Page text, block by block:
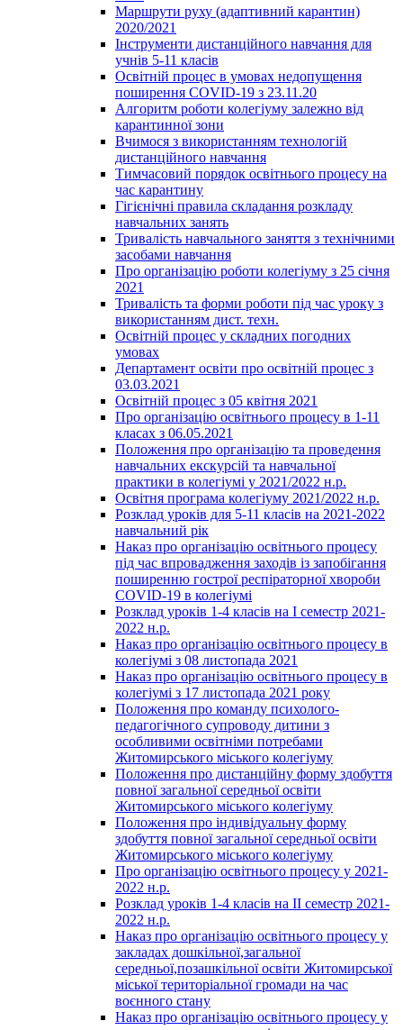
Маршрути руху (адаптивний карантин)
2020/2021
Інструменти дистанційного навчання для
учнів 5-11 класів
Освітній процес в умовах недопущення
поширення COVID-19 з 23.11.20
Алгоритм роботи колегіуму залежно від
карантинної зони
Вчимося з використанням технологій
дистанційного навчання
Тимчасовий порядок освітнього процесу на
час карантину
Гігієнічні правила складання розкладу
навчальних занять
Тривалість навчального заняття з технічними
засобами навчання
Про організацію роботи колегіуму з 25 січня
2021
Тривалість та форми роботи під час уроку з
використанням дист. техн.
Освітній процес у складних погодних
умовах
Департамент освіти про освітній процес з
03.03.2021
Освітній процес з 05 квітня 2021
Про організацію освітнього процесу в 1-11
класах з 06.05.2021
Положення про організацію та проведення
навчальних екскурсій та навчальної
практики в колегіумі у 2021/2022 н.р.
Освітня програма колегіуму 2021/2022 н.р.
Розклад уроків для 5-11 класів на 2021-2022
навчальний рік
Наказ про організацію освітнього процесу
під час впровадження заходів із запобігання
поширенню гострої респіраторної хвороби
COVID-19 в колегіумі
Розклад уроків 1-4 класів на І семестр 2021-
2022 н.р.
Наказ про організацію освітнього процесу в
колегіумі з 08 листопада 2021
Наказ про організацію освітнього процесу в
колегіумі з 17 листопада 2021 року
Положення про команду психолого-
педагогічного супроводу дитини з
особливими освітніми потребами
Житомирського міського колегіуму
Положення про дистанційну форму здобуття
повної загальної середньої освіти
Житомирського міського колегіуму
Положення про індивідуальну форму
здобуття повної загальної середньої освіти
Житомирського міського колегіуму
Про організацію освітнього процесу у 2021-
2022 н.р.
Розклад уроків 1-4 класів на ІІ семестр 2021-
2022 н.р.
Наказ про організацію освітнього процесу у
закладах дошкільної,загальної
середньої,позашкільної освіти Житомирської
міської територіальної громади на час
воєнного стану
Наказ про організацію освітнього процесу у